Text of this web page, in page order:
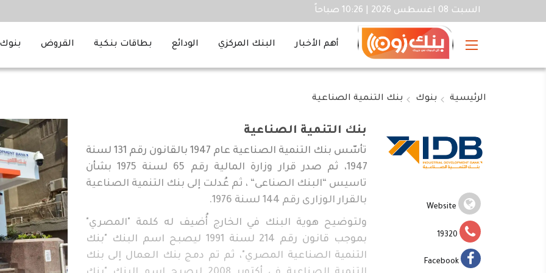
السبت 08 اغسطس 2026 | 10:26 صباحاً
أهم الأخبار البنك المركزي الودائع بطاقات بنكية القروض
الرئيسية بنوك بنك التنمية الصناعية
Website
19320
Facebook
بنك التنمية الصناعية
تأسّس بنك التنمية الصناعية عام 1947 بالقانون رقم 131 لسنة
1947، ثم صدر قرار وزارة المالية رقم 65 لسنة 1975 بشأن
تاسيس “البنك الصناعى“ ، ثم عُدلت إلى بنك التنمية الصناعية
بالقرار الوزارى رقم 144 لسنة 1976.
ولتوضيح هوية البنك في الخارج أُضيف له كلمة "المصري"
بموجب قانون رقم 214 لسنة 1991 ليصبح اسم البنك "بنك
التنمية الصناعية المصري"، ثم تم دمج بنك العمال إلى بنك